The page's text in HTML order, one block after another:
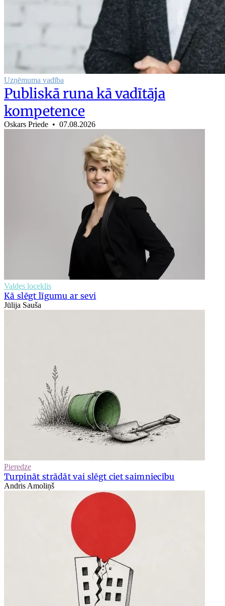
Uzņēmuma vadība
Publiskā runa kā vadītāja
kompetence
Oskars Priede • 07.08.2026
Valdes loceklis
Kā slēgt līgumu ar sevi
Jūlija Sauša
Pieredze
Turpināt strādāt vai slēgt ciet saimniecību
Andris Amoliņš